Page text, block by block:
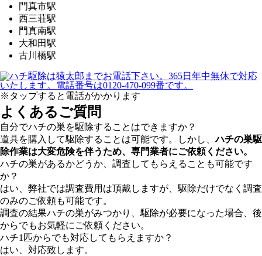
門真市駅
西三荘駅
門真南駅
大和田駅
古川橋駅
※タップすると電話がかかります
よくあるご質問
自分でハチの巣を駆除することはできますか？
道具を購入して駆除することは可能です。しかし、ハチの巣駆
除作業は大変危険を伴うため、専門業者にご依頼ください。
ハチの巣があるかどうか、調査してもらえることも可能です
か？
はい、弊社では調査費用は頂戴しますが、駆除だけでなく調査
のみのご依頼も可能です。
調査の結果ハチの巣がみつかり、駆除が必要になった場合、後
からでもお気軽にご依頼ください。
ハチ1匹からでも対応してもらえますか？
はい、対応致します。